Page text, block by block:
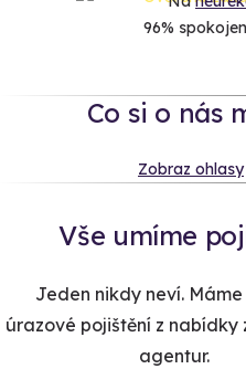
96%
Co si o nás
Zobraz ohlasy
Vše umíme
Jeden nikdy neví.
úrazové pojištění z nabídky
agentur.